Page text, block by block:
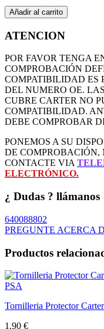
Añadir al carrito
ATENCION
POR FAVOR TENGA
COMPROBACIÓN
COMPATIBILIDAD ES
DEL NUMERO OE.
CUBRE CARTER NO
COMPATIBILIDAD.
DEBE COMPROBAR
PONEMOS A SU
DE COMPROBACIÓN,
CONTACTE VIA
ELECTRÓNICO.
¿ Dudas ? llámanos
640088802
PREGUNTE ACERCA
Productos
Tornilleria Protector
1,90 €